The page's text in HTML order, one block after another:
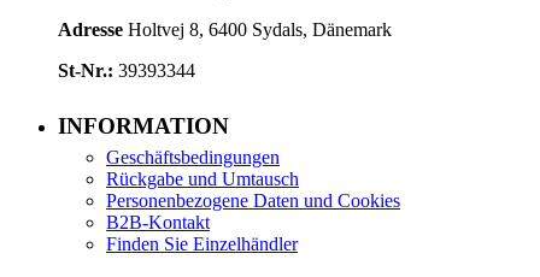
Adresse Holtvej 8, 6400 Sydals, Dänemark
St-Nr.: 39393344
INFORMATION
Geschäftsbedingungen
Rückgabe und Umtausch
Personenbezogene Daten und Cookies
B2B-Kontakt
Finden Sie Einzelhändler